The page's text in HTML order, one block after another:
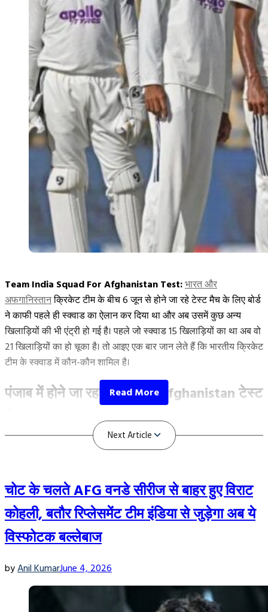
Team India Squad For Afghanistan Test:भारत और
अफगानिस्तानक्रिकेट टीम के बीच 6 जून से होने जा रहे टेस्ट मैच के लिए बोर्ड
ने काफी पहले ही स्क्वाड का ऐलान कर दिया था और अब उसमें कुछ अन्य
खिलाड़ियों की भी एंट्री हो गई है। पहले जो स्क्वाड 15 खिलाड़ियों का था अब वो
21 खिलाड़ियों का हो चूका है। तो आइए एक बार जान लेते हैं कि भारतीय क्रिकेट
टीम के स्क्वाड में कौन-कौन शामिल है।
पंजाब में होने जा रहा India vs Afghanistan टेस्ट
चोट के चलते AFG वनडे सीरीज से बाहर हुए विराट
कोहली, बतौर रिप्लेसमेंट टीम इंडिया से जुड़ेगा अब ये
विस्फोटक बल्लेबाज
byAnil KumarJune 4, 2026